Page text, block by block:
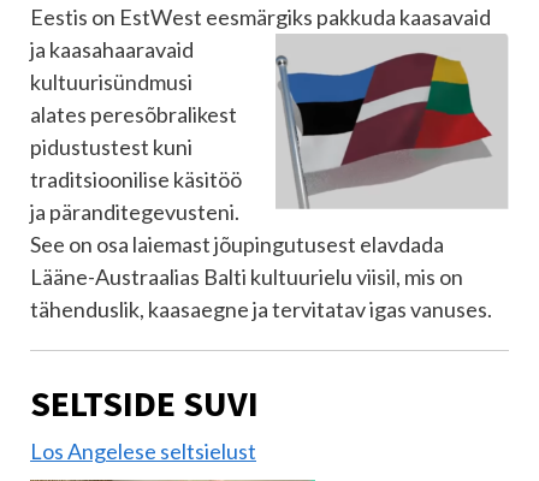
Eestis on EstWest eesmärgiks pakkuda kaasavaid
ja kaasahaaravaid
kultuurisündmusi
alates peresõbralikest
pidustustest kuni
traditsioonilise käsitöö
ja päranditegevusteni.
See on osa laiemast jõupingutusest elavdada
Lääne-Austraalias Balti kultuurielu viisil, mis on
tähenduslik, kaasaegne ja tervitatav igas vanuses.
SELTSIDE SUVI
Los Angelese seltsielust